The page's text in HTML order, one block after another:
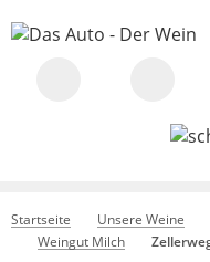
Startseite Unsere Weine
Weingut Milch